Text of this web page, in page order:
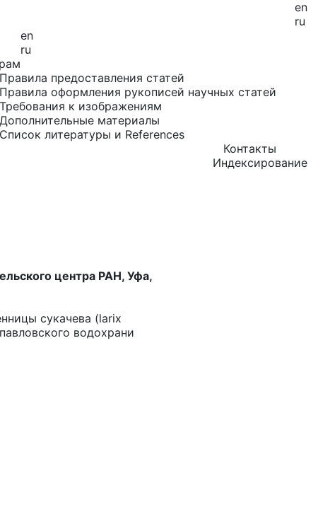
en
ru
en
ru
Правила предоставления статей
Правила оформления рукописей научных статей
Требования к изображениям
Дополнительные материалы
Список литературы и References
Контакты
Индексирование
центра РАН, Уфа,
сукачева (larix
водохрани